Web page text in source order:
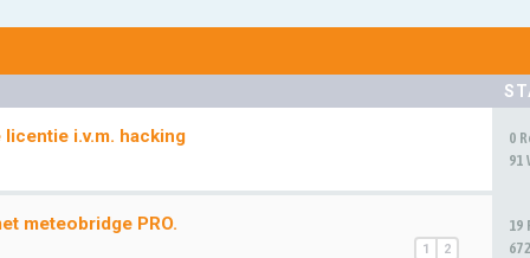
i.v.m. hacking
0
91
meteobridge PRO.
1 2
19